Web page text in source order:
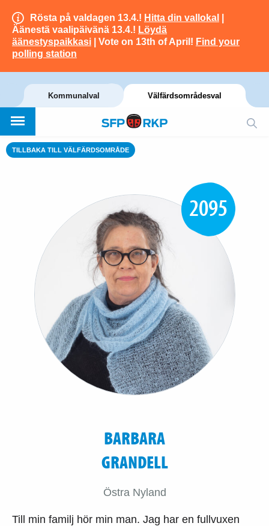
Rösta på valdagen 13.4.! Hitta din vallokal
Äänestä vaalipäivänä 13.4.! Löydä
äänestyspaikkasi | Vote on 13th of April! Find your
polling station
Kommunalval Välfärdsområdesval
TILLBAKA TILL VÄLFÄRDSOMRÅDE
2095
BARBARA
GRANDELL
Östra Nyland
Till min familj hör min man. Jag har en fullvuxen